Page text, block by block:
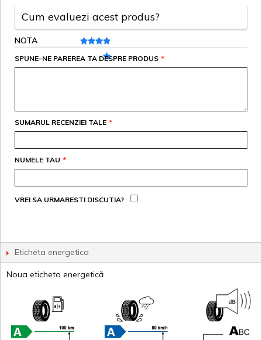
Cum evaluezi acest produs?
NOTA
*
SPUNE-NE PAREREA TA DESPRE PRODUS
*
SUMARUL RECENZIEI TALE
*
NUMELE TAU
VREI SA URMARESTI DISCUTIA?
Eticheta energetica
Noua eticheta energetică